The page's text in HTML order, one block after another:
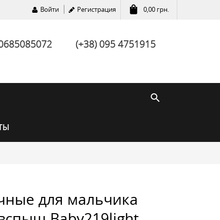
Войти Регистрация 0,00 грн.
(+38) 095 4751915
для мальчика